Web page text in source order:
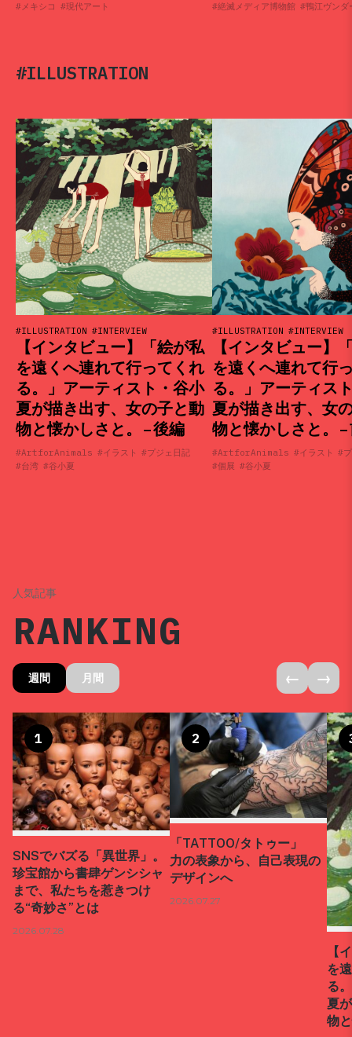
#メキシコ #現代アート
#絶滅メディア博物館 #鴨江ヴンダ
#ILLUSTRATION
#ILLUSTRATION #INTERVIEW
【インタビュー】「絵が私
を遠くへ連れて行ってくれ
る。」アーティスト・谷小
夏が描き出す、女の子と動
物と懐かしさと。 – 後編
#ArtforAnimals #イラスト #プジェ日記
#台湾 #谷小夏
#ILLUSTRATION #INTERVIEW
【インタビュー】
を遠くへ連れて行
る。」アーティス
夏が描き出す、女
物と懐かしさと。 –
#ArtforAnimals #イラスト #
#個展 #谷小夏
人気記事
RANKING
週間 月間 ← →
1
SNSでバズる「異世界」。
珍宝館から書肆ゲンシシャ
まで、私たちを惹きつけ
る“奇妙さ”とは
2026.07.28
2
「TATTOO/タトゥー」
力の表象から、自己表現の
デザインへ
2026.07.27
【
を
る
夏
物